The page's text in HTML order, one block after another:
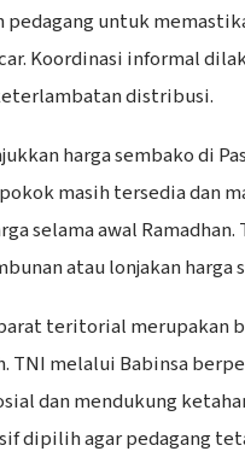
pedagang untuk
Koordinasi informal
distribusi.
harga sembako di
masih tersedia dan
selama awal Ramadhan.
atau lonjakan harga
teritorial merupakan
TNI melalui Babinsa
dan mendukung
dipilih agar pedagang